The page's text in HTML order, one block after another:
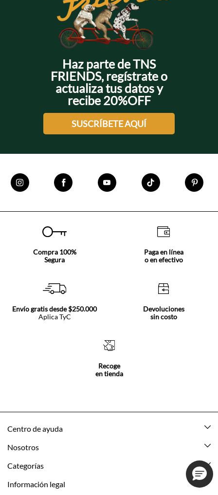
Haz parte de TNS
FRIENDS, regístrate o
actualiza tus datos y
recibe 20%OFF
SUSCRÍBETE AQUÍ
Compra 100%
Segura
Paga en línea
o en efectivo
Envío gratis desde $250.000
Aplica TyC
Devoluciones
sin costo
Recoge
en tienda
Centro de ayuda
Mis pedidos
Nosotros
Acerca de Tennis
Categorías
Nuevo
Información legal